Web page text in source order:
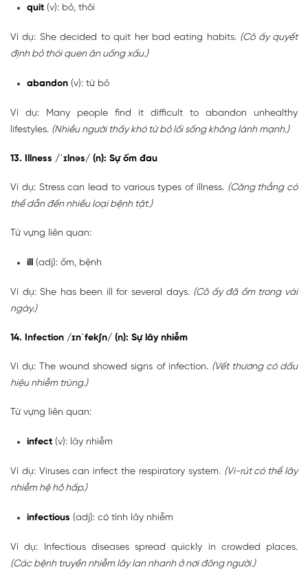
quit (v): bỏ, thôi
Ví dụ: She decided to quit her bad eating habits. (Cô ấy quyết
định bỏ thói quen ăn uống xấu.)
abandon (v): từ bỏ
Ví dụ: Many people find it difficult to abandon unhealthy
lifestyles. (Nhiều người thấy khó từ bỏ lối sống không lành mạnh.)
13. Illness /ˈɪlnəs/ (n): Sự ốm đau
Ví dụ: Stress can lead to various types of illness. (Căng thẳng có
thể dẫn đến nhiều loại bệnh tật.)
Từ vựng liên quan:
ill (adj): ốm, bệnh
Ví dụ: She has been ill for several days. (Cô ấy đã ốm trong vài
ngày.)
14. Infection /ɪnˈfekʃn/ (n): Sự lây nhiễm
Ví dụ: The wound showed signs of infection. (Vết thương có dấu
hiệu nhiễm trùng.)
Từ vựng liên quan:
infect (v): lây nhiễm
Ví dụ: Viruses can infect the respiratory system. (Vi-rút có thể lây
nhiễm hệ hô hấp.)
infectious (adj): có tính lây nhiễm
Ví dụ: Infectious diseases spread quickly in crowded places.
(Các bệnh truyền nhiễm lây lan nhanh ở nơi đông người.)